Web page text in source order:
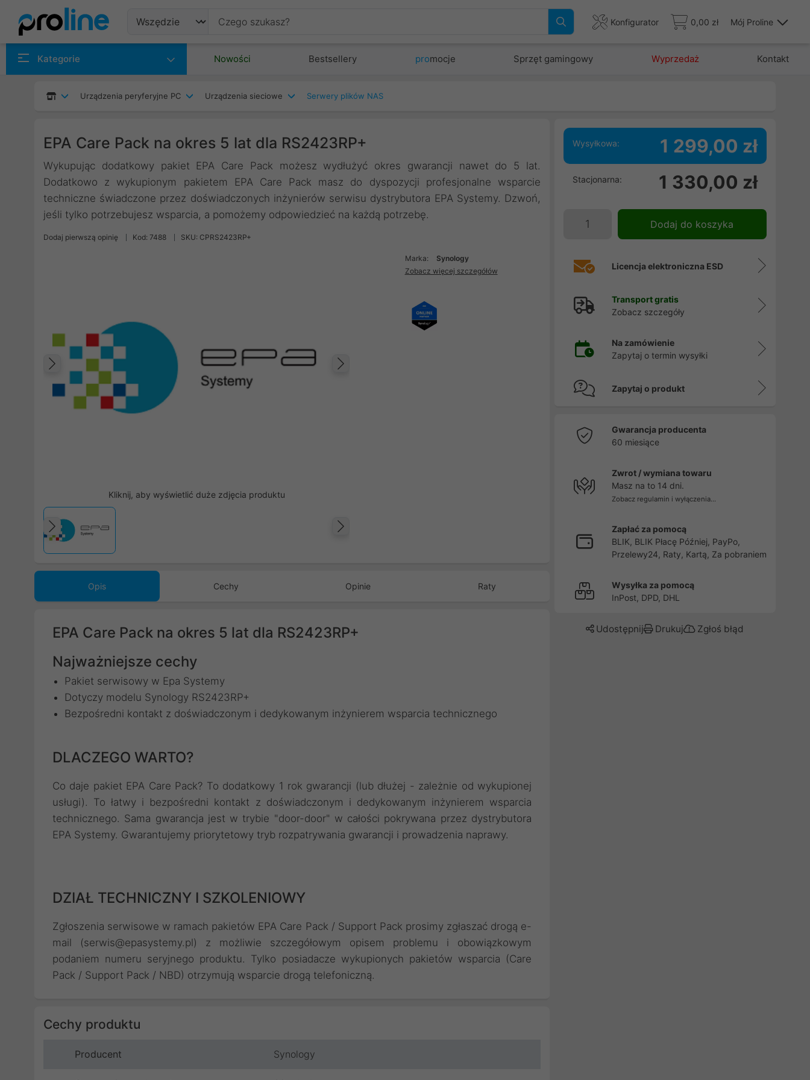
Konfigurator 0,00 zł Mój Proline
Kategorie Nowości Bestsellery promocje Sprzęt gamingowy Wyprzedaż Kontakt
Urządzenia peryferyjne PC Urządzenia sieciowe Serwery plików NAS
EPA Care Pack na okres 5 lat dla RS2423RP+
Wykupując dodatkowy pakiet EPA Care Pack możesz wydłużyć okres gwarancji nawet do 5 lat.
Dodatkowo z wykupionym pakietem EPA Care Pack masz do dyspozycji profesjonalne wsparcie
techniczne świadczone przez doświadczonych inżynierów serwisu dystrybutora EPA Systemy. Dzwoń,
jeśli tylko potrzebujesz wsparcia, a pomożemy odpowiedzieć na każdą potrzebę.
Dodaj pierwszą opinię Kod: 7488 SKU: CPRS2423RP+
Poprzedni
Kliknij, aby wyświetlić duże zdjęcia produktu
Poprzedni
Marka:
Synology
Zobacz więcej szczegółów
Opis Cechy Opinie Raty
EPA Care Pack na okres 5 lat dla RS2423RP+
Najważniejsze cechy
Pakiet serwisowy w Epa Systemy
Dotyczy modelu Synology RS2423RP+
Bezpośredni kontakt z doświadczonym i dedykowanym inżynierem wsparcia technicznego
DLACZEGO WARTO?
Co daje pakiet EPA Care Pack? To dodatkowy 1 rok gwarancji (lub dłużej - zależnie od wykupionej
usługi). To łatwy i bezpośredni kontakt z doświadczonym i dedykowanym inżynierem wsparcia
technicznego. Sama gwarancja jest w trybie "door-door" w całości pokrywana przez dystrybutora
EPA Systemy. Gwarantujemy priorytetowy tryb rozpatrywania gwarancji i prowadzenia naprawy.
DZIAŁ TECHNICZNY I SZKOLENIOWY
Zgłoszenia serwisowe w ramach pakietów EPA Care Pack / Support Pack prosimy zgłaszać drogą e-
mail (serwis@epasystemy.pl) z możliwie szczegółowym opisem problemu i obowiązkowym
podaniem numeru seryjnego produktu. Tylko posiadacze wykupionych pakietów wsparcia (Care
Pack / Support Pack / NBD) otrzymują wsparcie drogą telefoniczną.
Cechy produktu
Producent Synology
Wysyłkowa: 1 299,00 zł
Stacjonarna: 1 330,00 zł
Dodaj do koszyka
Licencja elektroniczna ESD
Transport gratis
Zobacz szczegóły
Na zamówienie
Zapytaj o termin wysyłki
Zapytaj o produkt
Gwarancja producenta
60 miesiące
Zwrot / wymiana towaru
Masz na to 14 dni.
Zobacz regulamin i wyłączenia...
Zapłać za pomocą
BLIK, BLIK Płacę Później, PayPo,
Przelewy24, Raty, Kartą, Za pobraniem
Wysyłka za pomocą
InPost, DPD, DHL
Udostępnij Drukuj Zgłoś błąd